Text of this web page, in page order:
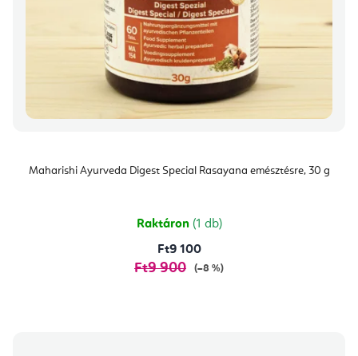
Maharishi Ayurveda Digest Special Rasayana emésztésre, 30 g
Raktáron (1 db)
Ft9 100
Ft9 900 (–8 %)